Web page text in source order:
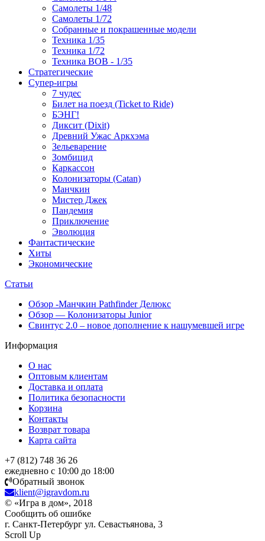
Самолеты 1/48
Самолеты 1/72
Собранные и покрашенные модели
Техника 1/35
Техника 1/72
Техника ВОВ - 1/35
Стратегические
Супер-игры
7 чудес
Билет на поезд (Ticket to Ride)
БЭНГ!
Диксит (Dixit)
Древний Ужас Аркхэма
Зельеварение
Зомбицид
Каркассон
Колонизаторы (Catan)
Манчкин
Мистер Джек
Пандемия
Приключение
Эволюция
Фантастические
Хиты
Экономические
Статьи
Обзор -Манчкин Pathfinder Делюкс
Обзор — Колонизаторы Junior
Свинтус 2.0 – новое дополнение к нашумевшей игре
Информация
О нас
Оптовым клиентам
Доставка и оплата
Политика безопасности
Корзина
Контакты
Возврат товара
Карта сайта
+7 (812) 748 36 26
ежедневно с 10:00 до 18:00
Обратный звонок
klient@igravdom.ru
© «Игра в дом», 2018
Сообщить об ошибке
г. Санкт-Петербург ул. Севастьянова, 3
Scroll Up